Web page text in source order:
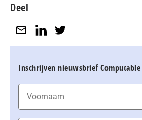
Deel
Inschrijven nieuwsbrief Computable